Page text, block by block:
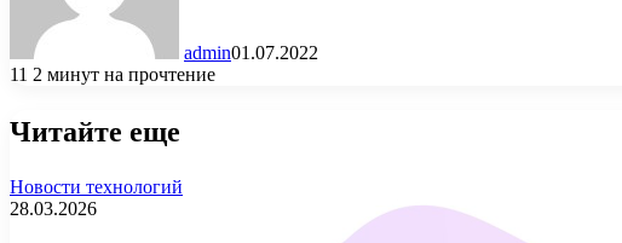
admin01.07.2022
11 2 минут на прочтение
Читайте еще
Новости технологий
28.03.2026